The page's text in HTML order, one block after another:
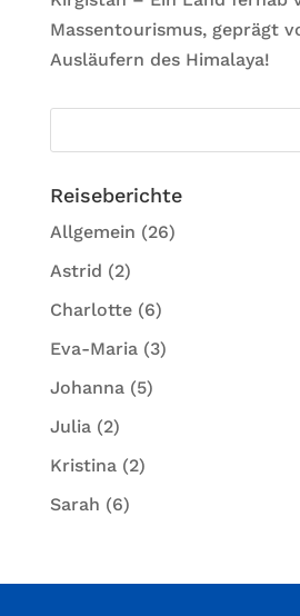
Massentourismus, geprägt
Ausläufern des Himalaya!
Reiseberichte
Allgemein (26)
Astrid (2)
Charlotte(6)
Eva-Maria(3)
Johanna(5)
Julia(2)
Kristina(2)
Sarah (6)